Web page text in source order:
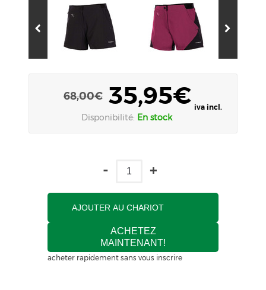
68,00€ 35,95€ iva incl.
Disponibilité: En stock
- +
AJOUTER AU CHARIOT
ACHETEZ
MAINTENANT!
acheter rapidement sans vous inscrire